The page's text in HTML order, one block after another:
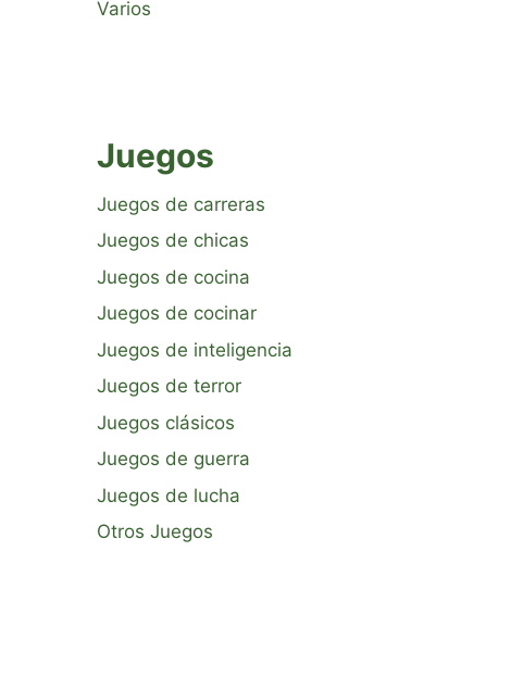
Varios
Juegos
Juegos de carreras
Juegos de chicas
Juegos de cocina
Juegos de cocinar
Juegos de inteligencia
Juegos de terror
Juegos clásicos
Juegos de guerra
Juegos de lucha
Otros Juegos